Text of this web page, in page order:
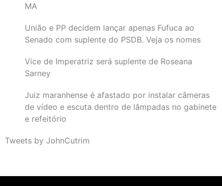
MA
União e PP decidem lançar apenas Fufuca ao
Senado com suplente do PSDB. Veja os nomes
Vice de Imperatriz será suplente de Roseana
Sarney
Juiz maranhense é afastado por instalar câmeras
de vídeo e escuta dentro de lâmpadas no gabinete
e refeitório
Tweets by JohnCutrim